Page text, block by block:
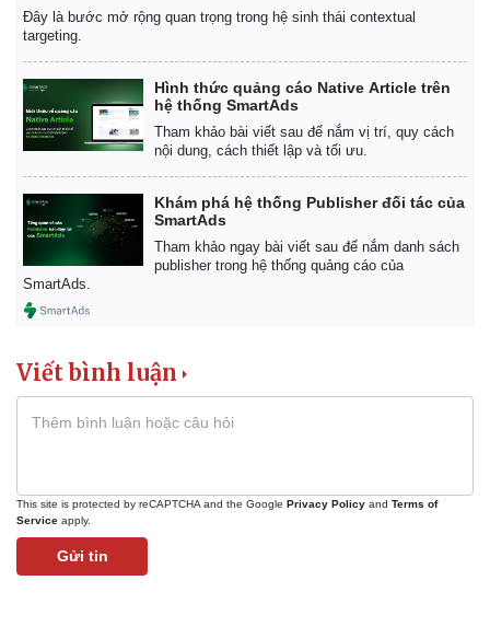
Đây là bước mở rộng quan trọng trong hệ sinh thái contextual
targeting.
Hình thức quảng cáo Native Article trên
hệ thống SmartAds
Tham khảo bài viết sau để nắm vị trí, quy cách
nội dung, cách thiết lập và tối ưu.
Khám phá hệ thống Publisher đối tác của
SmartAds
Tham khảo ngay bài viết sau để nắm danh sách
publisher trong hệ thống quảng cáo của
SmartAds.
Viết bình luận
This site is protected by reCAPTCHA and the Google Privacy Policy and Terms of
Service apply.
Gửi tin